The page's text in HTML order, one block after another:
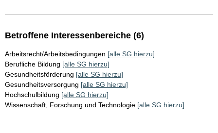
Betroffene Interessenbereiche (6)
Arbeitsrecht/Arbeitsbedingungen [alle SG hierzu]
Berufliche Bildung [alle SG hierzu]
Gesundheitsförderung [alle SG hierzu]
Gesundheitsversorgung [alle SG hierzu]
Hochschulbildung [alle SG hierzu]
Wissenschaft, Forschung und Technologie [alle SG hierzu]